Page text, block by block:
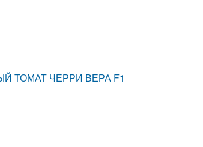
ТОМАТ ЧЕРРИ ВЕРА F1